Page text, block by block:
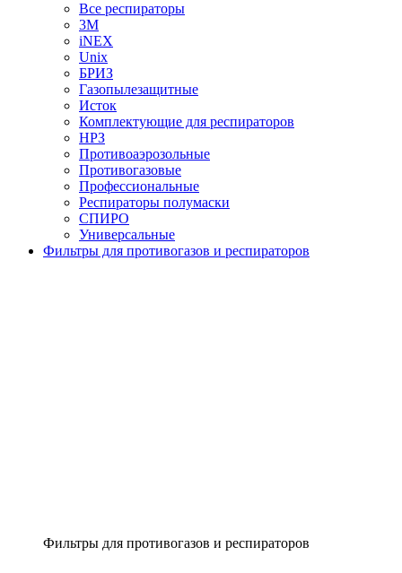
Все респираторы
3М
iNEX
Unix
БРИЗ
Газопылезащитные
Исток
Комплектующие для респираторов
НРЗ
Противоаэрозольные
Противогазовые
Профессиональные
Респираторы полумаски
СПИРО
Универсальные
Фильтры для противогазов и респираторов
Фильтры для противогазов и респираторов